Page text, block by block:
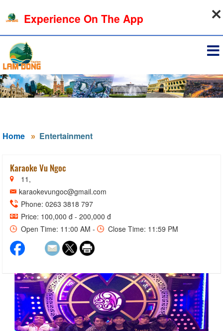
Home Entertainment
Karaoke Vu Ngoc
11,
karaokevungoc@gmail.com
Phone: 0263 3818 797
Price: 100,000 đ - 200,000 đ
Open Time: 11:00 AM -
Close Time: 11:59 PM
Experience On The App